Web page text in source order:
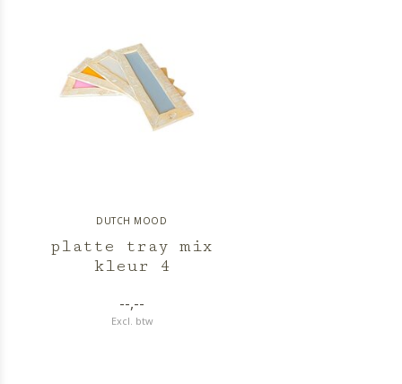
DUTCH MOOD
platte tray mix
kleur 4
--,--
Excl. btw